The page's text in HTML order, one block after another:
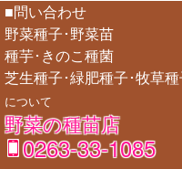
■問い合わせ
野菜種子･野菜苗
種芋･きのこ種菌
芝生種子･緑肥種子･牧草
について
野菜の種苗店
0263-33-1085